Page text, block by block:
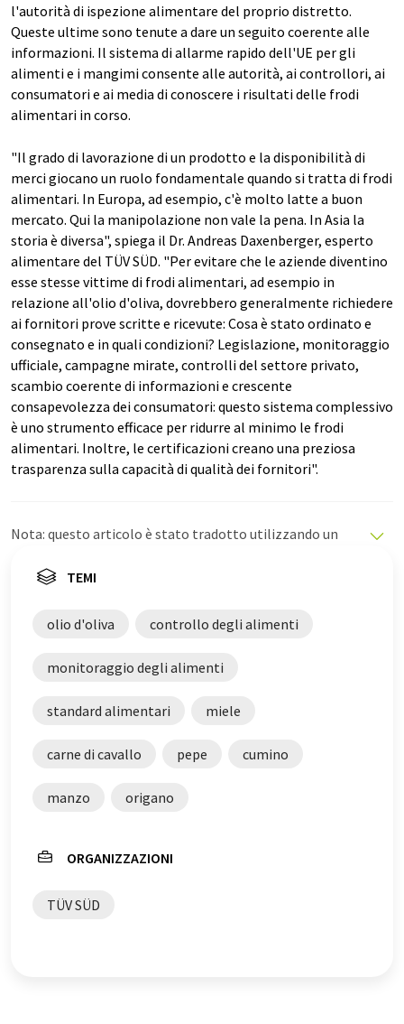
l'autorità di ispezione alimentare del proprio distretto.
Queste ultime sono tenute a dare un seguito coerente alle
informazioni. Il sistema di allarme rapido dell'UE per gli
alimenti e i mangimi consente alle autorità, ai controllori, ai
consumatori e ai media di conoscere i risultati delle frodi
alimentari in corso.
"Il grado di lavorazione di un prodotto e la disponibilità di
merci giocano un ruolo fondamentale quando si tratta di frodi
alimentari. In Europa, ad esempio, c'è molto latte a buon
mercato. Qui la manipolazione non vale la pena. In Asia la
storia è diversa", spiega il Dr. Andreas Daxenberger, esperto
alimentare del TÜV SÜD. "Per evitare che le aziende diventino
esse stesse vittime di frodi alimentari, ad esempio in
relazione all'olio d'oliva, dovrebbero generalmente richiedere
ai fornitori prove scritte e ricevute: Cosa è stato ordinato e
consegnato e in quali condizioni? Legislazione, monitoraggio
ufficiale, campagne mirate, controlli del settore privato,
scambio coerente di informazioni e crescente
consapevolezza dei consumatori: questo sistema complessivo
è uno strumento efficace per ridurre al minimo le frodi
alimentari. Inoltre, le certificazioni creano una preziosa
trasparenza sulla capacità di qualità dei fornitori".
Nota: questo articolo è stato tradotto utilizzando un
offre queste traduzioni automatiche per presentare una
articolo è stato tradotto con traduzione automatica, è
possibile che contenga errori di vocabolario, sintassi o
grammatica. L'articolo originale in Tedesco può essere
TEMI
olio d'oliva controllo degli alimenti
monitoraggio degli alimenti
standard alimentari miele
carne di cavallo pepe cumino
manzo origano
ORGANIZZAZIONI
TÜV SÜD